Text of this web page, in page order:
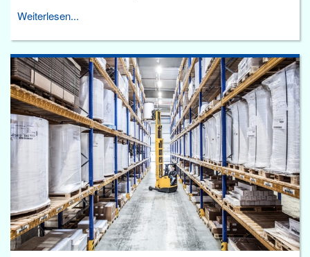
Weiterlesen...